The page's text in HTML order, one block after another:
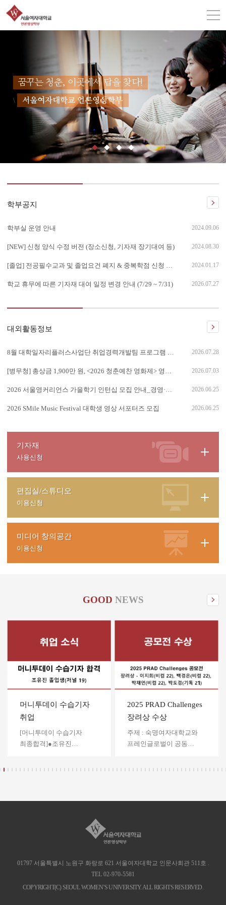
꿈꾸는 청춘, 이곳에서 답을 찾다!
\ 서울여자대학교 언론영상학부
학부공지
학부실 운영 안내 2024.09.06
[NEW] 신청 양식 수정 버전 (장소신청, 기자재 장기대여 등) 2024.08.30
[졸업] 전공필수교과 및 졸업요건 폐지 & 중복학점 신청 안내 2024.01.17
학교 휴무에 따른 기자재 대여 일정 변경 안내 (7/29 ~ 7/31) 2026.07.27
대외활동정보
8월 대학일자리플러스사업단 취업경력개발팀 프로그램 안내 2026.07.28
[병무청] 총상금 1,900만 원, <2026 청춘예찬 영화제> 영상 공모전 안내 2026.07.03
2026 서울영커리언스 가을학기 인턴십 모집 안내_경영·마케팅·미디어 계열 2026.06.25
2026 SMile Music Festival 대학생 영상 서포터즈 모집 2026.06.25
기자재
사용신청
편집실/스튜디오
이용신청
미디어 창의공간
이용신청
GOOD NEWS
머니투데이 수습기자
취업
[머니투데이 수습기자
최종합격]●조유진
게재 소식을 공유해 주세요.
학번, 학과, 이름과 간단한
2025 PRAD Challenges
장려상 수상
주제 : 숙명여자대학교와
프레인글로벌이 공동
수상을 축하드립니다! ●
22)● 박도경 (기독 21) 주최
https://m.blog.naver.com/
referrerCode=1 공모전 입상,
대외활동, 인터뷰, 기사
01797 서울특별시 노원구 화랑로 621 서울여자대학교 인문사회관 511호 .
TEL 02-970-5581
COPYRIGHT(C) SEOUL WOMEN’S UNIVERSITY. ALL RIGHTS RESERVED.